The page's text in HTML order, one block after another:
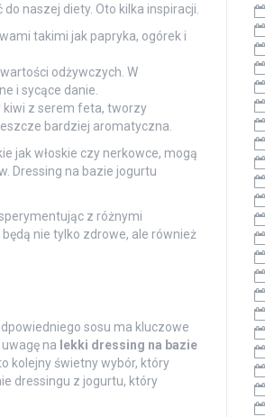
naszej diety. Oto kilka inspiracji.
takimi jak papryka, ogórek i
odżywczych. W
i sycące danie.
kiwi z serem feta, tworzy
bardziej aromatyczna.
jak włoskie czy nerkowce, mogą
Dressing na bazie jogurtu
z różnymi
nie tylko zdrowe, ale również
sosu ma kluczowe
na lekki dressing na bazie
kolejny świetny wybór, który
dressingu z jogurtu, który